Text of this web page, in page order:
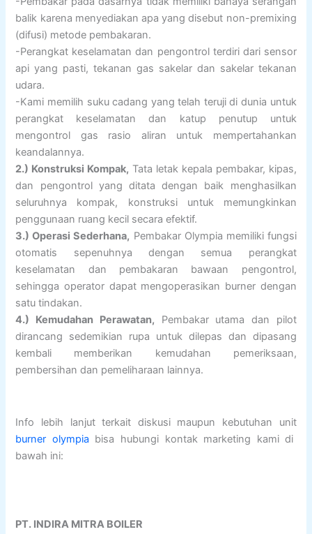
balik karena menyediakan apa yang disebut non-premixing
(difusi) metode pembakaran.
-Perangkat keselamatan dan pengontrol terdiri dari sensor
api yang pasti, tekanan gas sakelar dan sakelar tekanan
udara.
-Kami memilih suku cadang yang telah teruji di dunia untuk
perangkat keselamatan dan katup penutup untuk
mengontrol gas rasio aliran untuk mempertahankan
keandalannya.
2.) Konstruksi Kompak, Tata letak kepala pembakar, kipas,
dan pengontrol yang ditata dengan baik menghasilkan
seluruhnya kompak, konstruksi untuk memungkinkan
penggunaan ruang kecil secara efektif.
3.) Operasi Sederhana, Pembakar Olympia memiliki fungsi
otomatis sepenuhnya dengan semua perangkat
keselamatan dan pembakaran bawaan pengontrol,
sehingga operator dapat mengoperasikan burner dengan
satu tindakan.
4.) Kemudahan Perawatan, Pembakar utama dan pilot
dirancang sedemikian rupa untuk dilepas dan dipasang
kembali memberikan kemudahan pemeriksaan,
pembersihan dan pemeliharaan lainnya.
Info lebih lanjut terkait diskusi maupun kebutuhan unit
burner olympia bisa hubungi kontak marketing kami di
bawah ini:
PT. INDIRA MITRA BOILER